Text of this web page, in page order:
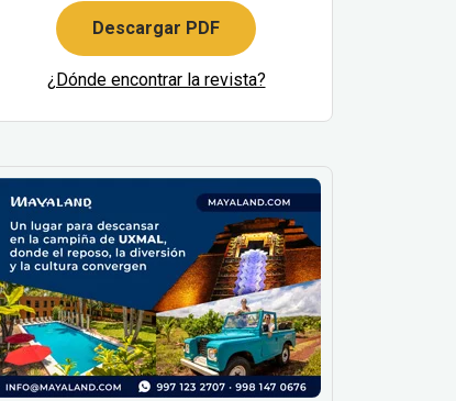
Descargar PDF
¿Dónde encontrar la revista?